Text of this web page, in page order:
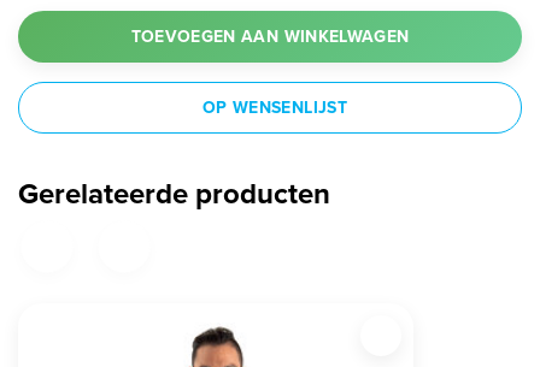
TOEVOEGEN AAN WINKELWAGEN
OP WENSENLIJST
Gerelateerde producten